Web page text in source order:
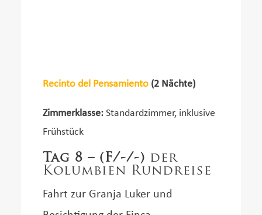
Recinto del Pensamiento (2 Nächte)
Zimmerklasse:Standardzimmer, inklusive
Frühstück
Tag 8 – (F/-/-) der
Kolumbien Rundreise
Fahrt zur Granja Luker und